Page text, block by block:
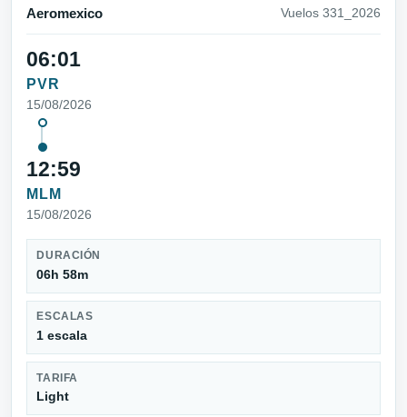
Aeromexico Vuelos 331_2026
06:01
PVR
15/08/2026
12:59
MLM
15/08/2026
DURACIÓN
06h 58m
ESCALAS
1 escala
TARIFA
Light